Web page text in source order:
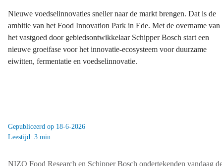
Nieuwe voedselinnovaties sneller naar de markt brengen. Dat is de
ambitie van het Food Innovation Park in Ede. Met de overname van
het vastgoed door gebiedsontwikkelaar Schipper Bosch start een
nieuwe groeifase voor het innovatie-ecosysteem voor duurzame
eiwitten, fermentatie en voedselinnovatie.
Gepubliceerd op 18-6-2026
Leestijd: 3 min.
NIZO Food Research en Schipper Bosch ondertekenden vandaag